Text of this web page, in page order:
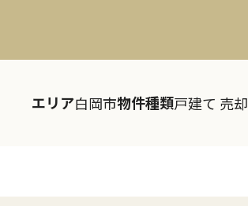
エリア白岡市物件種類戸建て 売却